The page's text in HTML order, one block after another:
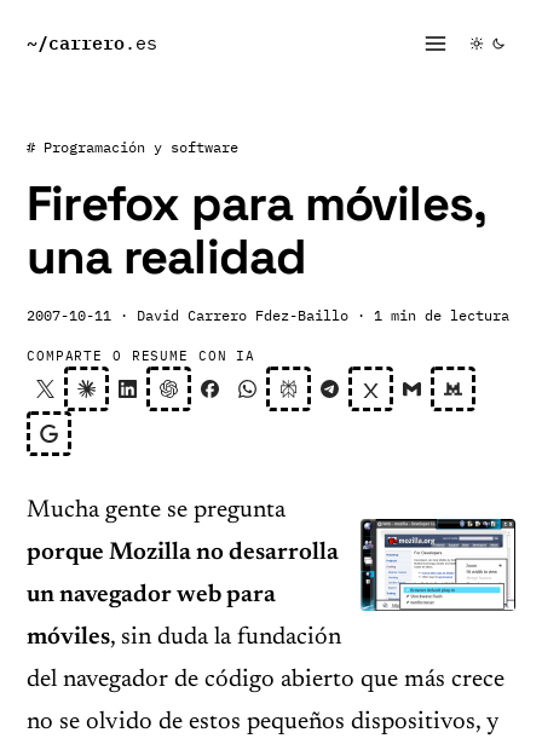
~/carrero.es
# Programación y software
Firefox para móviles,
una realidad
2007-10-11 · David Carrero Fdez-Baillo · 1 min de lectura
COMPARTE O RESUME CON IA
Mucha gente se pregunta
porque Mozilla no desarrolla
un navegador web para
móviles, sin duda la fundación
del navegador de código abierto que más crece
no se olvido de estos pequeños dispositivos, y